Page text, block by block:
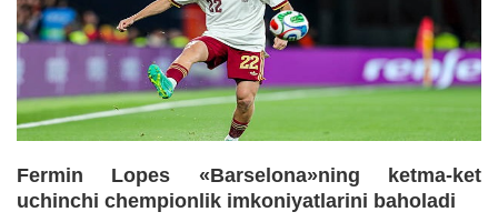
Fermin Lopes «Barselona»ning ketma-ket
uchinchi chempionlik imkoniyatlarini baholadi